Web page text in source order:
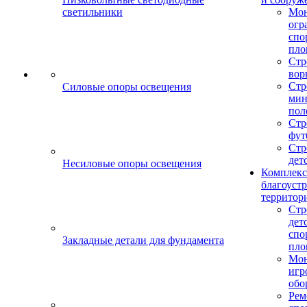
светильники
Силовые опоры освещения
Несиловые опоры освещения
Закладные детали для фундамента